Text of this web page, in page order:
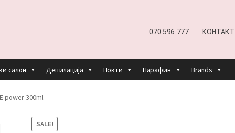
070 596 777 КОНТАКТ
салон Депилација Нокти Парафин Brands
AND RETURNS POLICY
КОШНИЧКАНАШИ БРЕНДОВИ ЗА КОЗМЕТИКА И ФРИЗЕРАЈ
power 300ml.
SALE!